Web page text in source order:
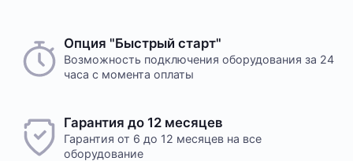
Опция "Быстрый старт"
Возможность подключения оборудования за 24
часа с момента оплаты
Гарантия до 12 месяцев
Гарантия от 6 до 12 месяцев на все
оборудование